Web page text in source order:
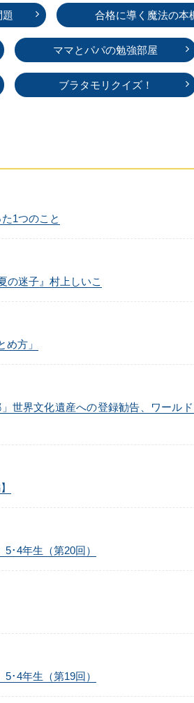
合格に導く魔法の本
ママとパパの勉強部屋
ブラタモリクイズ！
1つのこと
の迷子』村上しいこ
方」
世界文化遺産への登録勧告、ワール
･4年生（第20回）
･4年生（第19回）